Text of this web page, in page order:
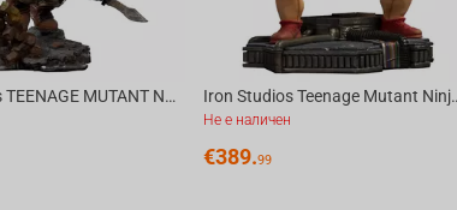
Iron Studios TEENAGE MUTANT NINJA TURTLES - Rocksteady BDS Statue 1/10 Iron Studios Teenage
Не е наличен
€389.99